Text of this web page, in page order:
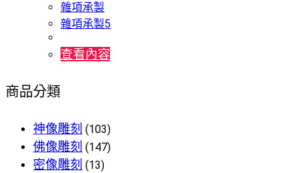
雜項承製
雜項承製5
查看內容
商品分類
神像雕刻 (103)
佛像雕刻 (147)
密像雕刻 (13)